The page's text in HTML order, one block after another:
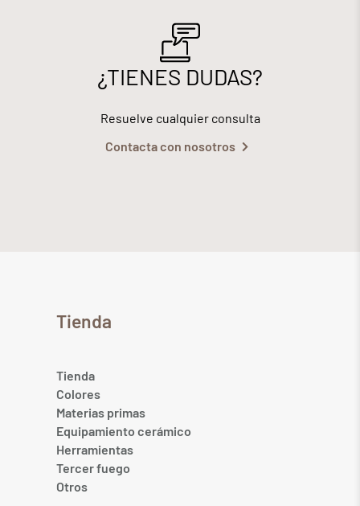
¿TIENES DUDAS?
Resuelve cualquier consulta
Contacta con nosotros
Tienda
Tienda
Colores
Materias primas
Equipamiento cerámico
Herramientas
Tercer fuego
Otros